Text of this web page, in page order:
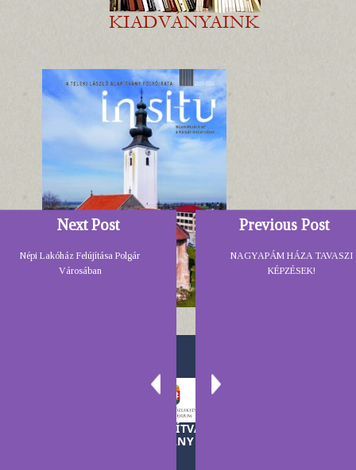
A TELEKI LÁSZLÓ ALAPÍTVÁNY MŰKÖDÉSÉT A
MAGYAR KORMÁNY TÁMOGATJA
Previous Post
NAGYAPÁM HÁZA TAVASZI
KÉPZÉSEK!
Next Post
Népi Lakóház Felújítása Polgár
Városában